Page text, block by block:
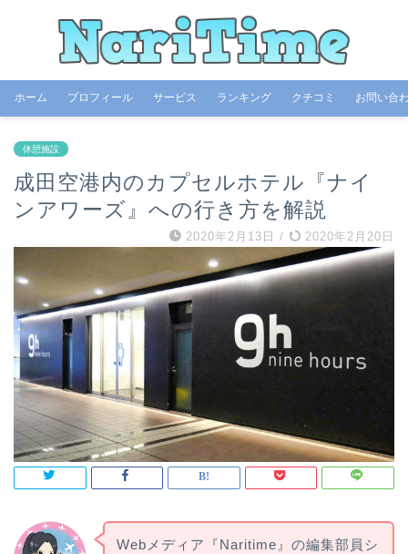
ホーム プロフィール サービス ランキング クチコミ お問い合
休憩施設
成田空港内のカプセルホテル『ナイ
ンアワーズ』への行き方を解説
2020年2月13日 / 2020年2月20日
Webメディア『Naritime』の編集部員シ